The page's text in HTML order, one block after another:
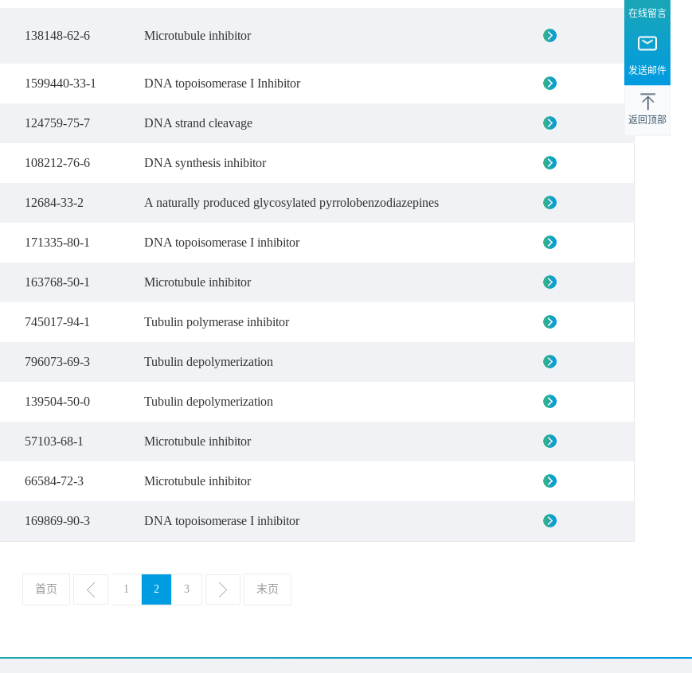
138148-62-6 Microtubule inhibitor
1599440-33-1 DNA topoisomerase I Inhibitor
124759-75-7 DNA strand cleavage
108212-76-6 DNA synthesis inhibitor
12684-33-2 A naturally produced glycosylated pyrrolobenzodiazepines
171335-80-1 DNA topoisomerase I inhibitor
163768-50-1 Microtubule inhibitor
745017-94-1 Tubulin polymerase inhibitor
796073-69-3 Tubulin depolymerization
139504-50-0 Tubulin depolymerization
57103-68-1 Microtubule inhibitor
66584-72-3 Microtubule inhibitor
169869-90-3 DNA topoisomerase I inhibitor
首页 1 2 3 末页
在线留言
发送邮件
返回顶部